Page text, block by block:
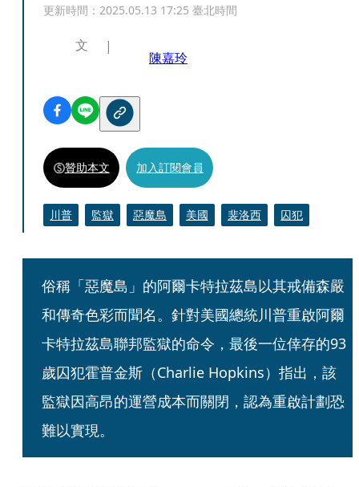
更新時間： 2025.05.13 17:25 臺北時間
文
陳嘉玲
贊助本文 加入訂閱會員
川普 監獄 惡魔島 美國 裴洛西 囚犯
俗稱「惡魔島」的阿爾卡特拉茲島以其戒備森嚴
和傳奇色彩而聞名。針對美國總統川普重啟阿爾
卡特拉茲島聯邦監獄的命令，最後一位倖存的93
歲囚犯霍普金斯（Charlie Hopkins）指出，該
監獄因高昂的運營成本而關閉，認為重啟計劃恐
難以實現。